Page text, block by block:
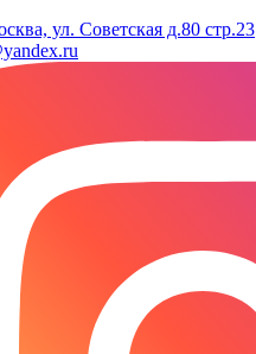
ул. Советская д.80 стр.23